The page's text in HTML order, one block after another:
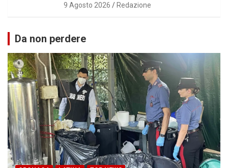
9 Agosto 2026 Redazione
Da non perdere